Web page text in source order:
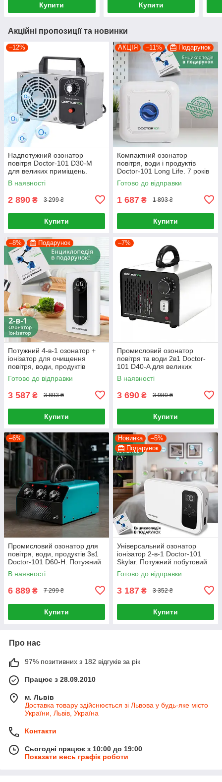
Купити Купити
Акційні пропозиції та новинки
–12%
Надпотужний озонатор
повітря Doctor-101 D30-M
для великих приміщень.
Генератор озону з високою
продуктивністю
В наявності
2 890 ₴ 3 299 ₴
Купити
АКЦІЯ –11% Подарунок
Компактний озонатор
повітря, води і продуктів
Doctor-101 Long Life. 7 років
роботи без втрати
потужності!
Готово до відправки
1 687 ₴ 1 893 ₴
Купити
–8% Подарунок
Потужний 4-в-1 озонатор +
іонізатор для очищення
повітря, води, продуктів
Doctor-101 Catalina PLUS із
LED дисплеєм
Готово до відправки
3 587 ₴ 3 893 ₴
Купити
–7%
Промисловий озонатор
повітря та води 2в1 Doctor-
101 D40-A для великих
приміщень
В наявності
3 690 ₴ 3 989 ₴
Купити
–6%
Промисловий озонатор для
повітря, води, продуктів 3в1
Doctor-101 D60-H. Потужний
генератор озону з іонізацією
В наявності
6 889 ₴ 7 299 ₴
Купити
Новинка
–5%
Подарунок
Універсальний озонатор
іонізатор 2-в-1 Doctor-101
Skylar. Потужний побутовий
генератор озону 800 мг/год
Готово до відправки
3 187 ₴ 3 352 ₴
Купити
Про нас
97% позитивних з 182 відгуків за рік
Працює з 28.09.2010
м. Львів
Доставка товару здійснюється зі Львова у будь-яке місто
України, Львів, Україна
Контакти
Сьогодні працює з 10:00 до 19:00
Показати весь графік роботи